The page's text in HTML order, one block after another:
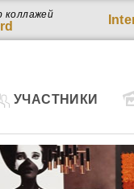
коллажей
УЧАСТНИКИ